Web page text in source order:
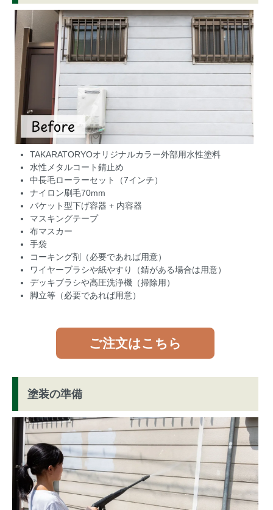
TAKARATORYOオリジナルカラー外部用水性塗料
水性メタルコート錆止め
中長毛ローラーセット（7インチ）
ナイロン刷毛70mm
バケット型下げ容器 + 内容器
マスキングテープ
布マスカー
手袋
コーキング剤（必要であれば用意）
ワイヤーブラシや紙やすり
（錆がある場合は用意）
デッキブラシや高圧洗浄機（掃除用）
脚立等（必要であれば用意）
ご注文はこちら
塗装の準備